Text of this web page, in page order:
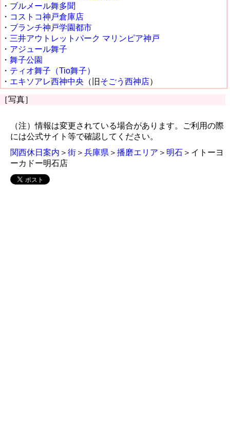
・ ブルメール舞多聞
・ コストコ神戸倉庫店
・ ブランチ神戸学園都市
・ 三井アウトレットパーク マリンピア神戸
・ アジュール舞子
・ 舞子公園
・ ティオ舞子（Tio舞子）
・ エキソアレ西神中央 （旧 そごう西神店）
［写真］
（注）情報は変更されている場合があります。ご利用の際
には公式サイト等で確認してください。
関西休日案内 ＞ 街 ＞ 兵庫県 ＞ 播磨エリア ＞ 明石 ＞イトーヨ
ーカドー明石店